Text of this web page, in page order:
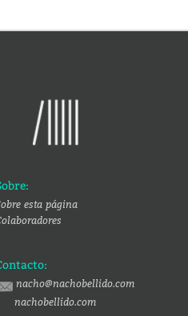
esta página
nacho@nachobellido.com
nachobellido.com